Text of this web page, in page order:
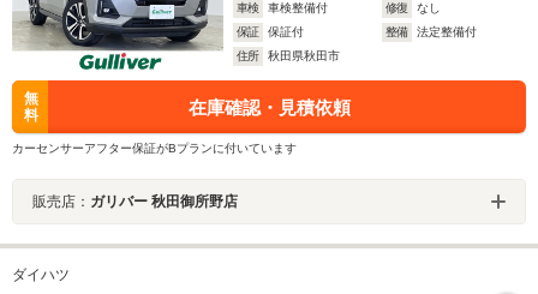
車検
車検整備付 修復
なし
保証
保証付 整備
法定整備付
住所
秋田県秋田市
無
料
在庫確認・見積依頼
カーセンサーアフター保証がBプランに付いています
販売店： ガリバー 秋田御所野店
ダイハツ